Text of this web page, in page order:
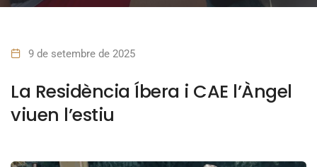
9 de setembre de 2025
La Residència Íbera i CAE l’Àngel
viuen l’estiu